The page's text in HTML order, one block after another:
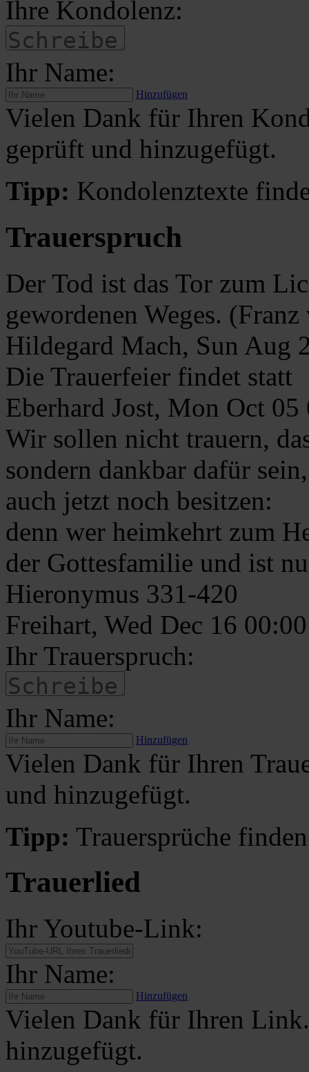
Ihre Kondolenz:
Ihr Name:
Hinzufügen
Vielen Dank für Ihren
geprüft und hinzugefügt.
Tipp: Kondolenztexte
Trauerspruch
Der Tod ist das Tor zum
gewordenen Weges.
Hildegard Mach, Sun Aug
Die Trauerfeier findet statt
Eberhard Jost, Mon Oct
Wir sollen nicht trauern,
sondern dankbar dafür
auch jetzt noch besitzen:
denn wer heimkehrt zum
der Gottesfamilie und ist
Hieronymus 331-420
Freihart, Wed Dec 16
Ihr Trauerspruch:
Ihr Name:
Hinzufügen
Vielen Dank für Ihren
und hinzugefügt.
Tipp: Trauersprüche
Trauerlied
Ihr Youtube-Link:
Ihr Name:
Hinzufügen
Vielen Dank für Ihren
hinzugefügt.